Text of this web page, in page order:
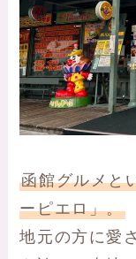
函館グルメと
ーピエロ」。
地元の方に愛